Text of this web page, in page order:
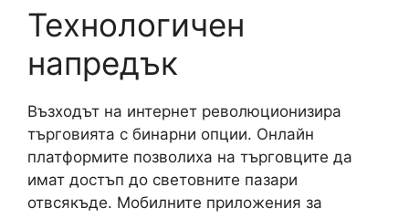
Технологичен
напредък
Възходът на интернет революционизира
търговията с бинарни опции. Онлайн
платформите позволиха на търговците да
имат достъп до световните пазари
отвсякъде. Мобилните приложения за